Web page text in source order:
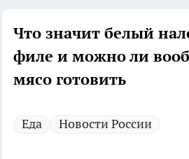
Что значит белый
филе и можно ли
мясо готовить
Еда Новости России